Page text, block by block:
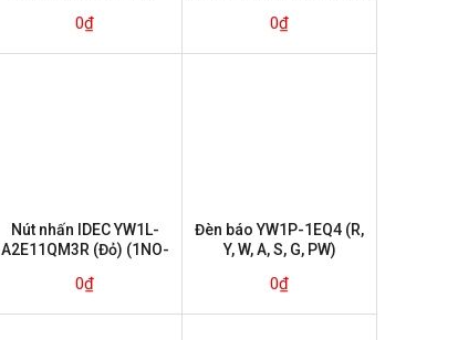
0₫ 0₫
Nút nhấn IDEC YW1L-
A2E11QM3R (Đỏ) (1NO-
0₫
Đèn báo YW1P-1EQ4 (R,
Y, W, A, S, G, PW)
0₫